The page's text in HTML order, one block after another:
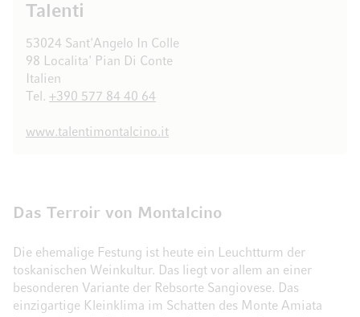
Talenti
53024 Sant'Angelo In Colle
98 Localita' Pian Di Conte
Italien
Tel. +390 577 84 40 64
www.talentimontalcino.it
Das Terroir von Montalcino
Die ehemalige Festung ist heute ein Leuchtturm der
toskanischen Weinkultur. Das liegt vor allem an einer
besonderen Variante der Rebsorte Sangiovese. Das
einzigartige Kleinklima im Schatten des Monte Amiata